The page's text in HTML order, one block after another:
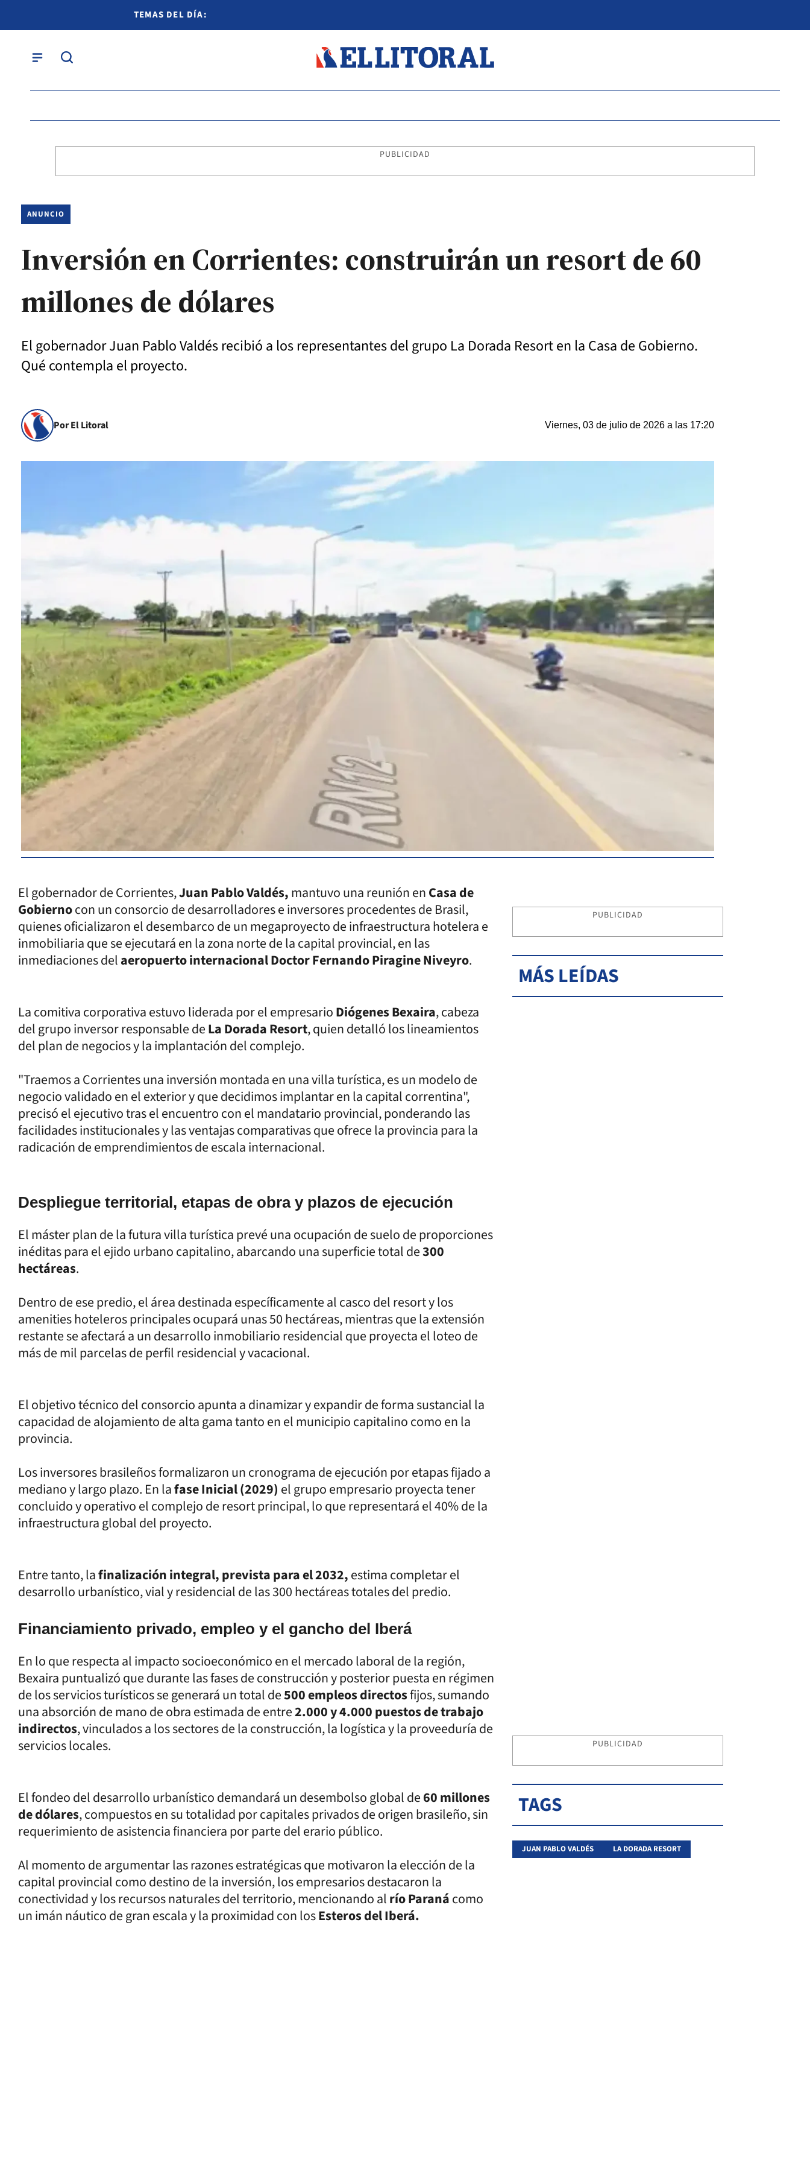
TEMAS DEL DÍA:
PUBLICIDAD
ANUNCIO
Inversión en Corrientes: construirán un resort de 60
millones de dólares
El gobernador Juan Pablo Valdés recibió a los representantes del grupo La Dorada Resort en la Casa de Gobierno.
Qué contempla el proyecto.
Por El Litoral Viernes, 03 de julio de 2026 a las 17:20
El gobernador de Corrientes,Juan Pablo Valdés,mantuvo una reunión enCasa de
Gobiernocon un consorcio de desarrolladores e inversores procedentes de Brasil,
quienes oficializaron el desembarco de un megaproyecto de infraestructura hotelera e
inmobiliaria que se ejecutará en la zona norte de la capital provincial, en las
inmediaciones delaeropuerto internacional Doctor Fernando Piragine Niveyro.
La comitiva corporativa estuvo liderada por el empresarioDiógenes Bexaira, cabeza
del grupo inversor responsable deLa Dorada Resort, quien detalló los lineamientos
del plan de negocios y la implantación del complejo.
"Traemos a Corrientes una inversión montada en una villa turística, es un modelo de
negocio validado en el exterior y que decidimos implantar en la capital correntina",
precisó el ejecutivo tras el encuentro con el mandatario provincial, ponderando las
facilidades institucionales y las ventajas comparativas que ofrece la provincia para la
radicación de emprendimientos de escala internacional.
Despliegue territorial, etapas de obra y plazos de ejecución
El máster plan de la futura villa turística prevé una ocupación de suelo de proporciones
inéditas para el ejido urbano capitalino, abarcando una superficie total de300
hectáreas.
Dentro de ese predio, el área destinada específicamente al casco del resort y los
amenities hoteleros principales ocupará unas 50 hectáreas, mientras que la extensión
restante se afectará a un desarrollo inmobiliario residencial que proyecta el loteo de
más de mil parcelas de perfil residencial y vacacional.
El objetivo técnico del consorcio apunta a dinamizar y expandir de forma sustancial la
capacidad de alojamiento de alta gama tanto en el municipio capitalino como en la
provincia.
Los inversores brasileños formalizaron un cronograma de ejecución por etapas fijado a
mediano y largo plazo. En lafase Inicial (2029) el grupo empresario proyecta tener
concluido y operativo el complejo de resort principal, lo que representará el 40% de la
infraestructura global del proyecto.
Entre tanto, lafinalización integral, prevista para el 2032,estima completar el
desarrollo urbanístico, vial y residencial de las 300 hectáreas totales del predio.
Financiamiento privado, empleo y el gancho del Iberá
En lo que respecta al impacto socioeconómico en el mercado laboral de la región,
Bexaira puntualizó que durante las fases de construcción y posterior puesta en régimen
de los servicios turísticos se generará un total de500 empleos directosfijos, sumando
una absorción de mano de obra estimada de entre2.000 y 4.000 puestos de trabajo
indirectos, vinculados a los sectores de la construcción, la logística y la proveeduría de
servicios locales.
El fondeo del desarrollo urbanístico demandará un desembolso global de60 millones
de dólares, compuestos en su totalidad por capitales privados de origen brasileño, sin
requerimiento de asistencia financiera por parte del erario público.
Al momento de argumentar las razones estratégicas que motivaron la elección de la
capital provincial como destino de la inversión, los empresarios destacaron la
conectividad y los recursos naturales del territorio, mencionando alrío Paranácomo
un imán náutico de gran escala y la proximidad con losEsteros del Iberá.
PUBLICIDAD
MÁS LEÍDAS
PUBLICIDAD
TAGS
JUAN PABLO VALDÉS LA DORADA RESORT